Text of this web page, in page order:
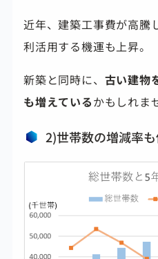
近年、建築工事費が高騰
利活用する機運も上昇。
新築と同時に、 古い建物
も増えているかもしれま
2)世帯数の増減率